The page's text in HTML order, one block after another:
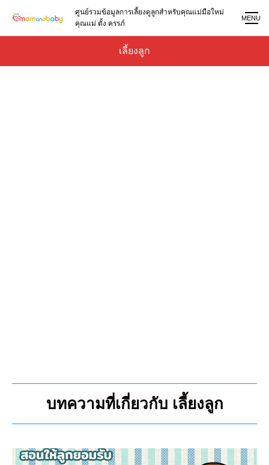
ศูนย์รวมข้อมูลการเลี้ยงดูลูกสำหรับคุณแม่มือใหม่
คุณแม่ ตั้ง ครรภ์
MENU
เลี้ยงลูก
บทความที่เกี่ยวกับ เลี้ยงลูก